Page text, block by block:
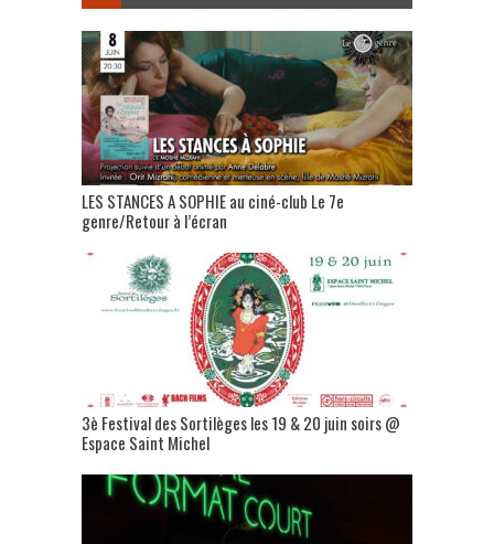
LES STANCES A SOPHIE au ciné-club Le 7e
genre/Retour à l’écran
3è Festival des Sortilèges les 19 & 20 juin soirs @
Espace Saint Michel